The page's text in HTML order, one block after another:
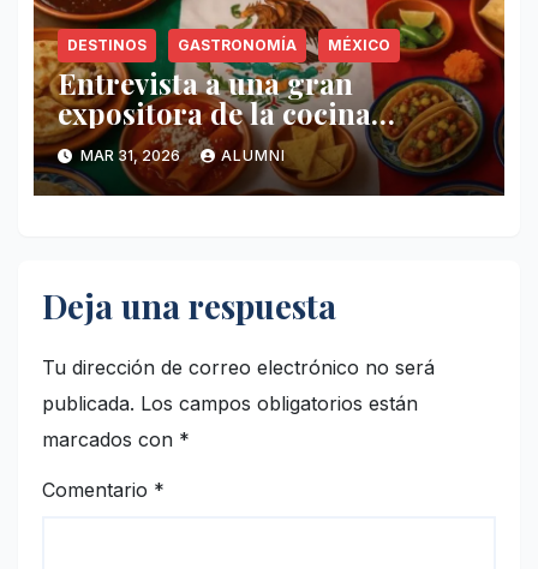
DESTINOS GASTRONOMÍA MÉXICO
Entrevista a una gran
expositora de la cocina
mexicana: Guadalupe García
de León del Paso
MAR 31, 2026 ALUMNI
Deja una respuesta
Tu dirección de correo electrónico no será
publicada. Los campos obligatorios están
marcados con *
Comentario *